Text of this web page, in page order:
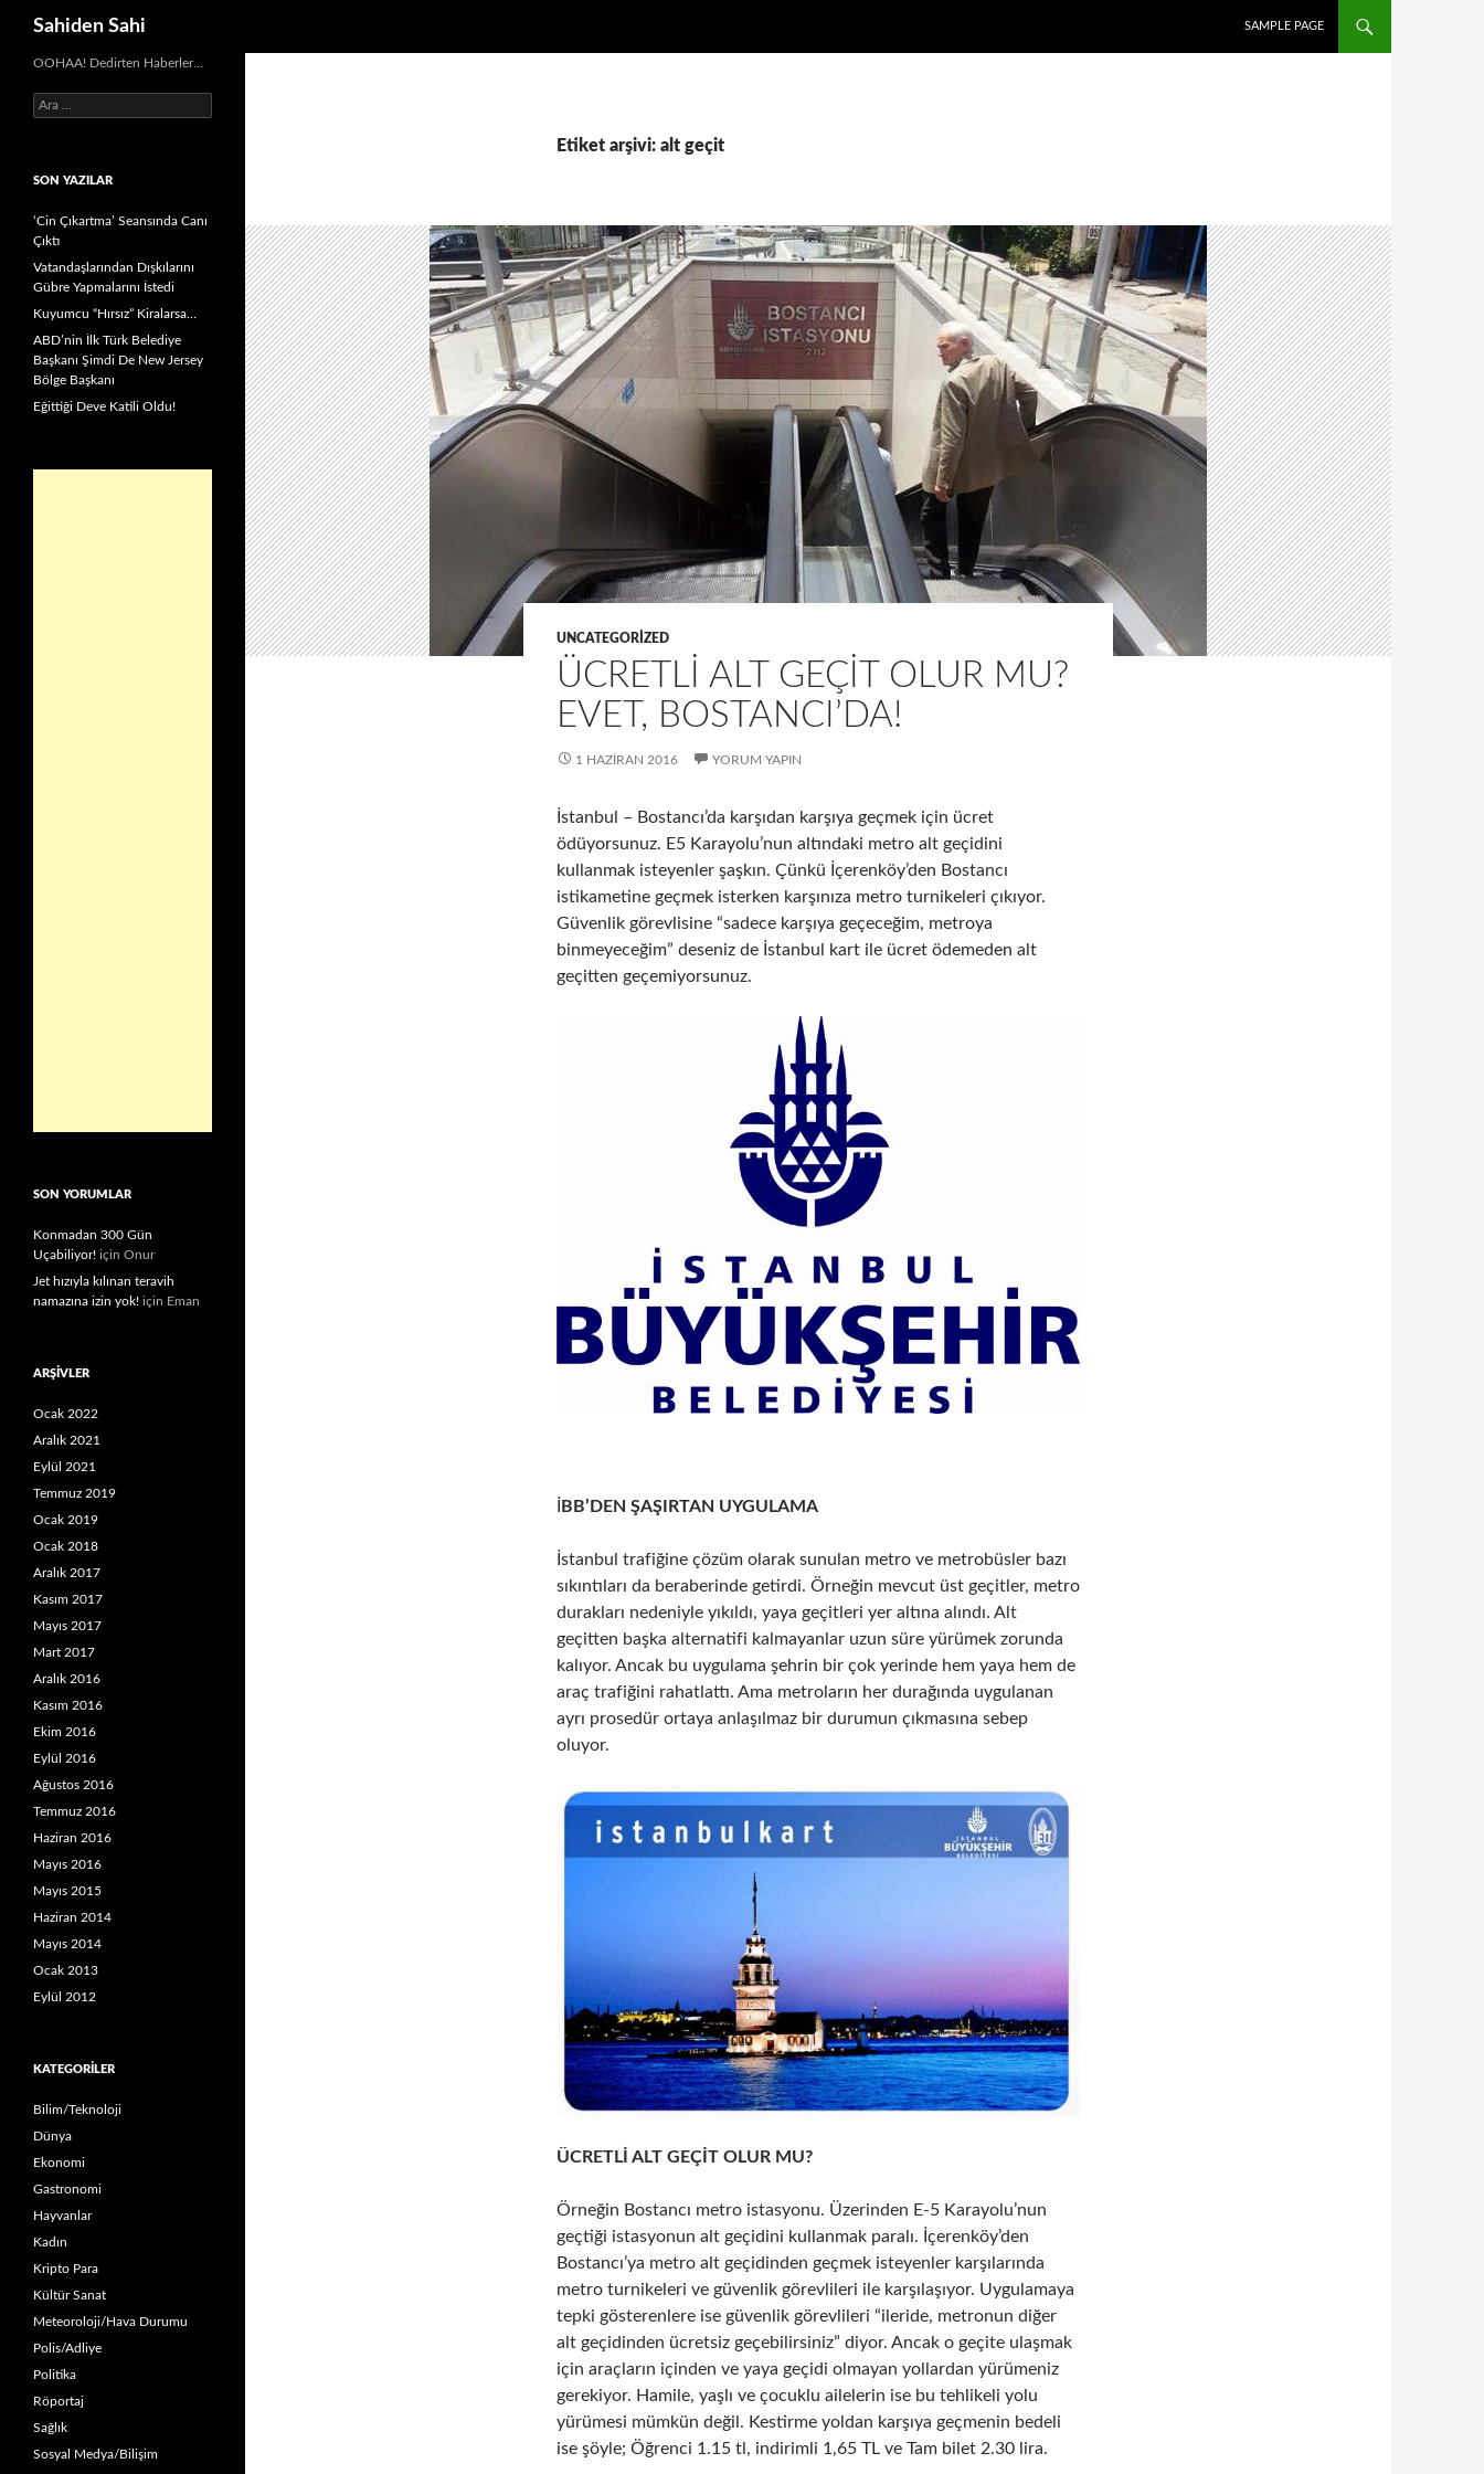
Sahiden Sahi
SAMPLE PAGE
Etiket arşivi: alt geçit
UNCATEGORIZED
ÜCRETLI ALT GEÇIT OLUR MU?
EVET, BOSTANCI’DA!
1 HAZIRAN 2016 YORUM YAPIN
İstanbul – Bostancı’da karşıdan karşıya geçmek için ücret
ödüyorsunuz. E5 Karayolu’nun altındaki metro alt geçidini
kullanmak isteyenler şaşkın. Çünkü İçerenköy’den Bostancı
istikametine geçmek isterken karşınıza metro turnikeleri çıkıyor.
Güvenlik görevlisine “sadece karşıya geçeceğim, metroya
binmeyeceğim” deseniz de İstanbul kart ile ücret ödemeden alt
geçitten geçemiyorsunuz.
BB’DEN ŞAŞIRTAN UYGULAMA
İstanbul trafiğine çözüm olarak sunulan metro ve metrobüsler bazı
sıkıntıları da beraberinde getirdi. Örneğin mevcut üst geçitler, metro
durakları nedeniyle yıkıldı, yaya geçitleri yer altına alındı. Alt
geçitten başka alternatifi kalmayanlar uzun süre yürümek zorunda
kalıyor. Ancak bu uygulama şehrin bir çok yerinde hem yaya hem de
araç trafiğini rahatlattı. Ama metroların her durağında uygulanan
ayrı prosedür ortaya anlaşılmaz bir durumun çıkmasına sebep
oluyor.
ÜCRETLİ ALT GEÇİT OLUR MU?
Örneğin Bostancı metro istasyonu. Üzerinden E-5 Karayolu’nun
geçtiği istasyonun alt geçidini kullanmak paralı. İçerenköy’den
Bostancı’ya metro alt geçidinden geçmek isteyenler karşılarında
metro turnikeleri ve güvenlik görevlileri ile karşılaşıyor. Uygulamaya
tepki gösterenlere ise güvenlik görevlileri “ileride, metronun diğer
alt geçidinden ücretsiz geçebilirsiniz” diyor. Ancak o geçite ulaşmak
için araçların içinden ve yaya geçidi olmayan yollardan yürümeniz
gerekiyor. Hamile, yaşlı ve çocuklu ailelerin ise bu tehlikeli yolu
yürümesi mümkün değil. Kestirme yoldan karşıya geçmenin bedeli
ise şöyle; Öğrenci 1.15 tl, indirimli 1,65 TL ve Tam bilet 2.30 lira.
OOHAA! Dedirten Haberler…
Arama:
SON YAZILAR
‘Cin Çıkartma’ Seansında Canı
Çıktı
Vatandaşlarından Dışkılarını
Gübre Yapmalarını İstedi
Kuyumcu “Hırsız” Kiralarsa…
ABD’nin İlk Türk Belediye
Başkanı Şimdi De New Jersey
Bölge Başkanı
Eğittiği Deve Katili Oldu!
SON YORUMLAR
Konmadan 300 Gün
Uçabiliyor! için Onur
Jet hızıyla kılınan teravih
namazına izin yok! için Eman
ARŞIVLER
Ocak 2022
Aralık 2021
Eylül 2021
Temmuz 2019
Ocak 2019
Ocak 2018
Aralık 2017
Kasım 2017
Mayıs 2017
Mart 2017
Aralık 2016
Kasım 2016
Ekim 2016
Eylül 2016
Ağustos 2016
Temmuz 2016
Haziran 2016
Mayıs 2016
Mayıs 2015
Haziran 2014
Mayıs 2014
Ocak 2013
Eylül 2012
KATEGORILER
Bilim/Teknoloji
Dünya
Ekonomi
Gastronomi
Hayvanlar
Kadın
Kripto Para
Kültür Sanat
Meteoroloji/Hava Durumu
Polis/Adliye
Politika
Röportaj
Sağlık
Sosyal Medya/Bilişim